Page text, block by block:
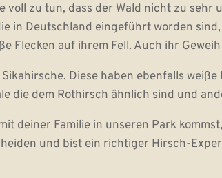
voll zu tun, dass der Wald nicht zu
in Deutschland eingeführt worden
Flecken auf ihrem Fell. Auch ihr
Diese haben ebenfalls
die dem Rothirsch ähnlich sind und
deiner Familie in unseren Park
und bist ein richtiger Hirsch-